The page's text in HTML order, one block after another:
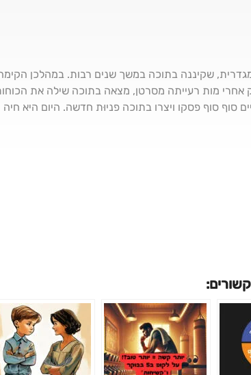
ללוות אותה דיספוריה מגדרית, שקיננה בתוכה במשך שנים רבות. במהלכן
אחרי מות רעייתה מסרטן, מצאה בתוכה שילה את
סוף פסקו ויצרו בתוכה פניוּת חדשה. היום היא חיה